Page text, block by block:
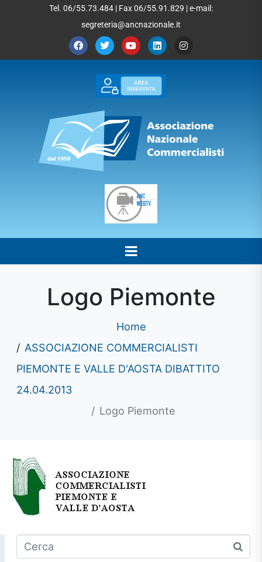
Tel. 06/55.73.484 | Fax 06/55.91.829 | e-mail:
segreteria@ancnazionale.it
Logo Piemonte
Home
ASSOCIAZIONE COMMERCIALISTI
PIEMONTE E VALLE D'AOSTA DIBATTITO
24.04.2013
Logo Piemonte